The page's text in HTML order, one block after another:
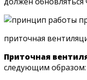
приточная
Приточная
следующим образом: